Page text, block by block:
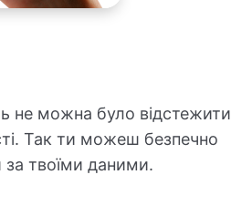
не можна було
Так ти можеш безпечно
за твоїми даними.